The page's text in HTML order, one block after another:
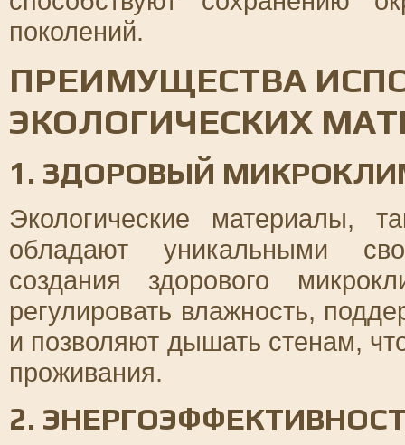
поколений.
ПРЕИМУЩЕСТВА
ЭКОЛОГИЧЕСКИХ
1. ЗДОРОВЫЙ
Экологические материалы,
обладают уникальными
создания здорового
регулировать влажность,
и позволяют дышать стенам,
проживания.
2.